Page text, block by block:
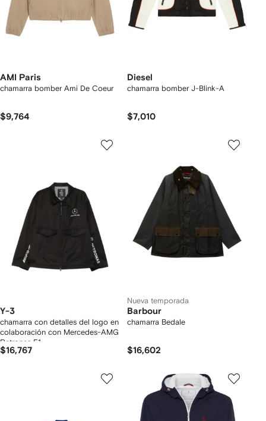
AMI Paris
chamarra bomber Ami De Coeur
$9,764
Diesel
chamarra bomber J-Blink-A
$7,010
Y-3
chamarra con detalles del logo en
colaboración con Mercedes-AMG
Petronas F1
$16,767
Nueva temporada
Barbour
chamarra Bedale
$16,602